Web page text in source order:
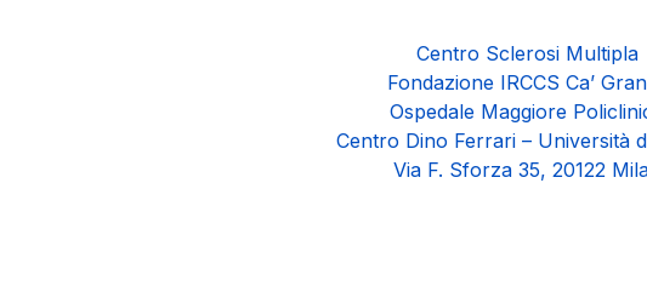
Centro Sclerosi Multipla
Fondazione IRCCS Ca’
Ospedale Maggiore
Centro Dino Ferrari – Università
Via F. Sforza 35, 20122